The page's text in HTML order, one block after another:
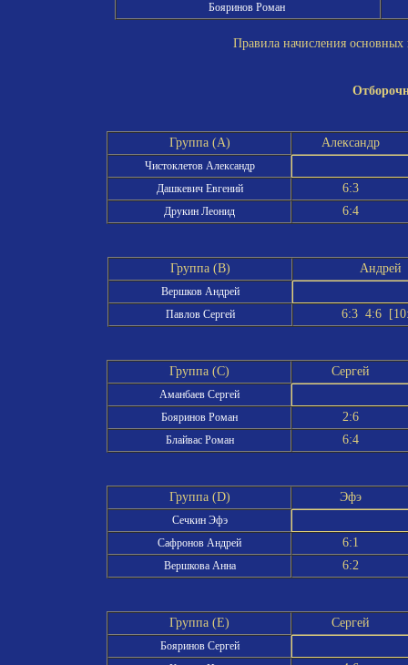
Бояринов Роман
Правила начисления
Группа (A) Александр
Чистоклетов Александр
Дашкевич Евгений
6:3
Друкин Леонид 6:4
Группа (B) Андрей
Вершков Андрей
Павлов Сергей
6:3 4:6
Группа (C) Сергей
Аманбаев Сергей
Бояринов Роман
2:6
Блайвас Роман 6:4
Группа (D) Эфэ
Сечкин Эфэ
Сафронов Андрей
6:1
Вершкова Анна 6:2
Группа (E) Сергей
Бояринов Сергей